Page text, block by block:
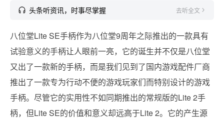
头条听资讯，时事尽掌握 去听全文
八位堂Lite SE手柄作为八位堂9周年之际推出的一款具有
试验意义的手柄让人眼前一亮，它的诞生并不仅是八位堂
又出了一款新的手柄，而是我们见到了国内游戏配件厂商
推出了一款专为行动不便的游戏玩家们而特别设计的游戏
手柄。尽管它的实用性不如同期推出的常规版的Lite 2手
柄，但Lite SE的价值和意义却远高于Lite 2。它的产生源